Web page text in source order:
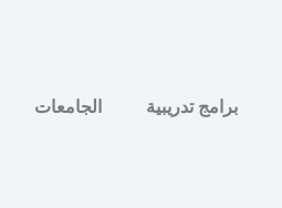
برامج تدريبية الجامعات